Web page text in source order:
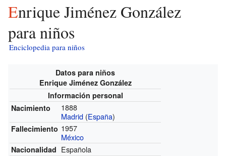
Enrique Jiménez González
para niños
Enciclopedia para niños
Datos para niños
Enrique Jiménez González
Información personal
Nacimiento
1888
Madrid (España)
Fallecimiento 1957
México
Nacionalidad Española